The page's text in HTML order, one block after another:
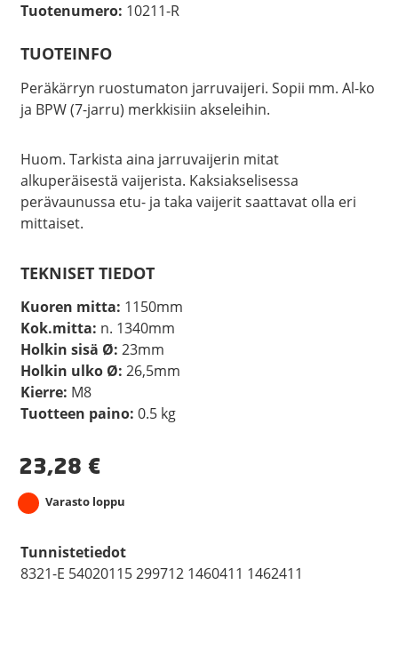
Tuotenumero: 10211-R
TUOTEINFO
Peräkärryn ruostumaton jarruvaijeri. Sopii mm. Al-ko
ja BPW (7-jarru) merkkisiin akseleihin.
Huom. Tarkista aina jarruvaijerin mitat
alkuperäisestä vaijerista. Kaksiakselisessa
perävaunussa etu- ja taka vaijerit saattavat olla eri
mittaiset.
TEKNISET TIEDOT
Kuoren mitta: 1150mm
Kok.mitta: n. 1340mm
Holkin sisä Ø: 23mm
Holkin ulko Ø: 26,5mm
Kierre: M8
Tuotteen paino: 0.5 kg
23,28 €
Varasto loppu
Tunnistetiedot
8321-E 54020115 299712 1460411 1462411